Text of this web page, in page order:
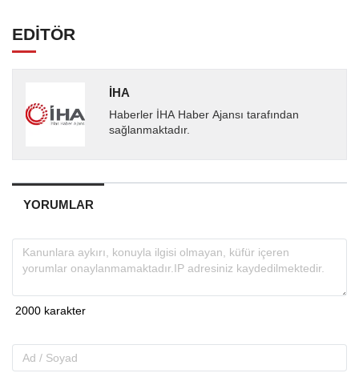
EDİTÖR
İHA
Haberler İHA Haber Ajansı tarafından
sağlanmaktadır.
YORUMLAR